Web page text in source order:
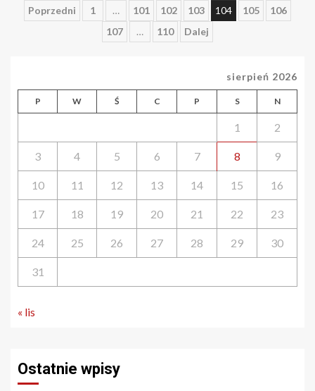
Stronicowanie
Poprzedni 1 … 101 102 103 104 105
106
107
… 110 Dalej
sierpień 2026
P W Ś C P S N
1 2
3 4 5 6 7 8 9
10 11 12 13 14 15 16
17 18 19 20 21 22 23
24 25 26 27 28 29 30
31
« lis
Ostatnie wpisy